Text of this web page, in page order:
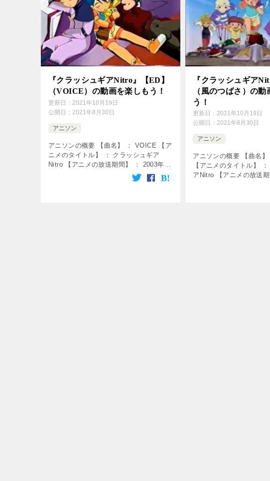
『クラッシュギアNitro』【ED】
（VOICE）の動画を楽しもう！
更新日： 2021年10月19日
公開日： 2021年8月30日
アニソン
アニソンの概要 【曲名】 ： VOICE 【ア
ニメのタイトル】 ： クラッシュギア
Nitro 【アニメの放送期間】 ： 2003年2
月2日～2004年1月25日 【使用】 ： エン
ディング曲 【歌】 ： 中里真美 【作詞
『クラッシュギア
（風のつばさ）の動
う！
更新日：2021年10月19日
公開日：2021年8月30日
アニソン
アニソンの概要 【曲名
【アニメのタイトル】
アNitro 【アニメの放送
2月2日～2004年1月25
ープニング曲 【歌】 ：